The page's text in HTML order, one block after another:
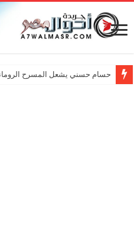
حسام حسني يشعل المسرح